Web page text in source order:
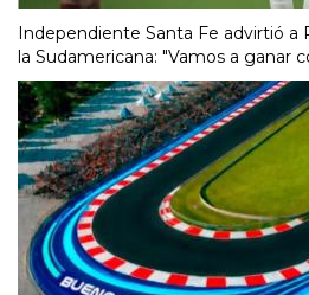
Independiente Santa Fe advirtió a
la Sudamericana: "Vamos a ganar